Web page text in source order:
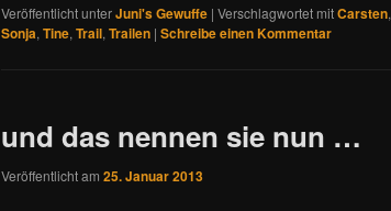
Veröffentlicht unterJuni's Gewuffe | Verschlagwortet mitCarsten,
Sonja, Tine, Trail, Trailen | Schreibe einen Kommentar
und das nennen sie nun …
Veröffentlicht am 25. Januar 2013